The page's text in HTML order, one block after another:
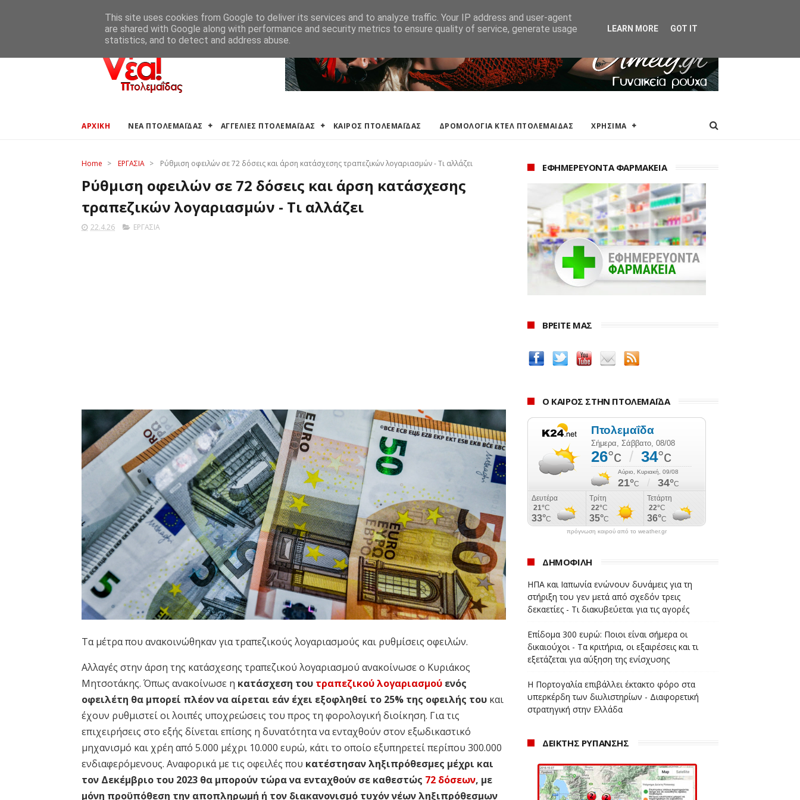
ΑΓΓΕΛΙΕΣ ΠΤΟΛΕΜΑΪΔΑΣ ΔΡΟΜΟΛΟΓΙΑ ΚΤΕΛ ΠΤΟΛΕΜΑΙΔΑΣ
ΑΡΧΙΚΗ ΝΕΑ ΠΤΟΛΕΜΑΪΔΑΣ ΑΓΓΕΛΙΕΣ ΠΤΟΛΕΜΑΪΔΑΣ ΚΑΙΡΟΣ ΠΤΟΛΕΜΑΪΔΑΣ ΔΡΟΜΟΛΟΓΙΑ ΚΤΕΛ ΠΤΟΛΕΜΑΙΔΑΣ ΧΡΗΣΙΜΑ
Home > ΕΡΓΑΣΙΑ > Ρύθμιση οφειλών σε 72 δόσεις και άρση κατάσχεσης τραπεζικών λογαριασμών - Τι αλλάζει
Ρύθμιση οφειλών σε 72 δόσεις και άρση κατάσχεσης
τραπεζικών λογαριασμών - Τι αλλάζει
22.4.26 ΕΡΓΑΣΙΑ
Τα μέτρα που ανακοινώθηκαν για τραπεζικούς λογαριασμούς και ρυθμίσεις οφειλών.
Αλλαγές στην άρση της κατάσχεσης τραπεζικού λογαριασμού ανακοίνωσε ο Κυριάκος
Μητσοτάκης. Όπως ανακοίνωσε η κατάσχεση του τραπεζικού λογαριασμού ενός
οφειλέτη θα μπορεί πλέον να αίρεται εάν έχει εξοφληθεί το 25% της οφειλής του και
έχουν ρυθμιστεί οι λοιπές υποχρεώσεις του προς τη φορολογική διοίκηση. Για τις
επιχειρήσεις στο εξής δίνεται επίσης η δυνατότητα να ενταχθούν στον εξωδικαστικό
μηχανισμό και χρέη από 5.000 μέχρι 10.000 ευρώ, κάτι το οποίο εξυπηρετεί περίπου 300.000
ενδιαφερόμενους. Αναφορικά με τις οφειλές που κατέστησαν ληξιπρόθεσμες μέχρι και
τον Δεκέμβριο του 2023 θα μπορούν τώρα να ενταχθούν σε καθεστώς 72 δόσεων, με
μόνη προϋπόθεση την αποπληρωμή ή τον διακανονισμό τυχόν νέων ληξιπρόθεσμων
ΕΦΗΜΕΡΕΥΟΝΤΑ ΦΑΡΜΑΚΕΙΑ
ΒΡΕΙΤΕ ΜΑΣ
Ο ΚΑΙΡΟΣ ΣΤΗΝ ΠΤΟΛΕΜΑΪΔΑ
πρόγνωση καιρού από το weather.gr
ΔΗΜΟΦΙΛΗ
ΗΠΑ και Ιαπωνία ενώνουν δυνάμεις για τη
στήριξη του γεν μετά από σχεδόν τρεις
δεκαετίες - Τι διακυβεύεται για τις αγορές
Επίδομα 300 ευρώ: Ποιοι είναι σήμερα οι
δικαιούχοι - Τα κριτήρια, οι εξαιρέσεις και τι
εξετάζεται για αύξηση της ενίσχυσης
Η Πορτογαλία επιβάλλει έκτακτο φόρο στα
υπερκέρδη των διυλιστηρίων - Διαφορετική
στρατηγική στην Ελλάδα
ΔΕΙΚΤΗΣ ΡΥΠΑΝΣΗΣ
This site uses cookies from Google to deliver its services and to analyze traffic. Your IP address and user-agent
are shared with Google along with performance and security metrics to ensure quality of service, generate usage
statistics, and to detect and address abuse.
LEARN MORE GOT IT